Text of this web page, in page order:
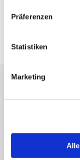
Präferenzen
Statistiken
Marketing
Highlights und
Stuttgart und